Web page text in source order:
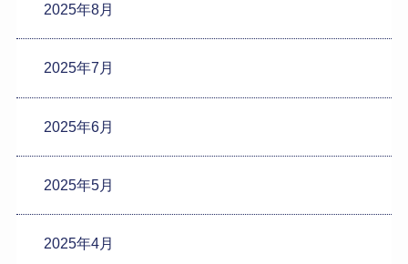
2025年8月
2025年7月
2025年6月
2025年5月
2025年4月